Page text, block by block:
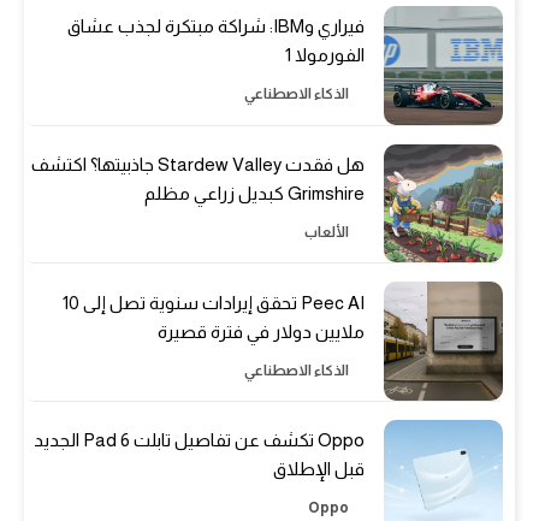
فيراري وIBM: شراكة مبتكرة لجذب عشاق
الفورمولا 1
الذكاء الاصطناعي
هل فقدت Stardew Valley جاذبيتها؟ اكتشف
Grimshire كبديل زراعي مظلم
الألعاب
Peec AI تحقق إيرادات سنوية تصل إلى 10
ملايين دولار في فترة قصيرة
الذكاء الاصطناعي
Oppo تكشف عن تفاصيل تابلت Pad 6 الجديد
قبل الإطلاق
Oppo